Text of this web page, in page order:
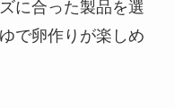
に合った製品を選
で卵作りが楽しめ